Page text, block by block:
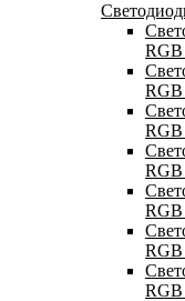
RGB
RGB
RGB